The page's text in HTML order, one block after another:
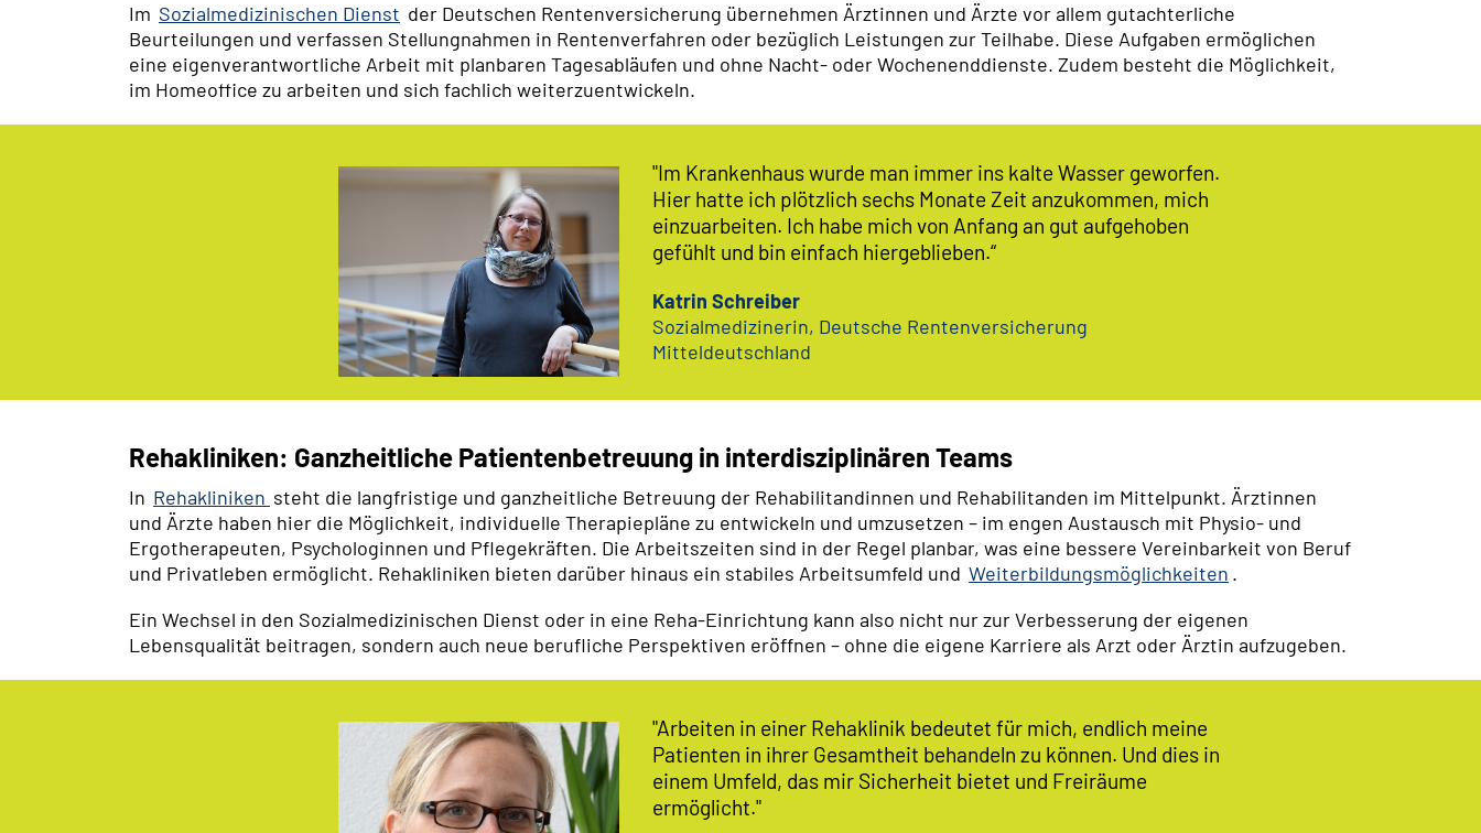
Im Sozialmedizinischen Dienst der Deutschen Rentenversicherung übernehmen Ärztinnen und Ärzte vor allem gutachterliche
Beurteilungen und verfassen Stellungnahmen in Rentenverfahren oder bezüglich Leistungen zur Teilhabe. Diese Aufgaben ermöglichen
eine eigenverantwortliche Arbeit mit planbaren Tagesabläufen und ohne Nacht- oder Wochenenddienste. Zudem besteht die Möglichkeit,
im Homeoffice zu arbeiten und sich fachlich weiterzuentwickeln.
"Im Krankenhaus wurde man immer ins kalte Wasser geworfen.
Hier hatte ich plötzlich sechs Monate Zeit anzukommen, mich
einzuarbeiten. Ich habe mich von Anfang an gut aufgehoben
gefühlt und bin einfach hiergeblieben.“
Katrin Schreiber
Sozialmedizinerin, Deutsche Rentenversicherung
Mitteldeutschland
Rehakliniken: Ganzheitliche Patientenbetreuung in interdisziplinären Teams
In Rehakliniken steht die langfristige und ganzheitliche Betreuung der Rehabilitandinnen und Rehabilitanden im Mittelpunkt. Ärztinnen
und Ärzte haben hier die Möglichkeit, individuelle Therapiepläne zu entwickeln und umzusetzen – im engen Austausch mit Physio- und
Ergotherapeuten, Psychologinnen und Pflegekräften. Die Arbeitszeiten sind in der Regel planbar, was eine bessere Vereinbarkeit von Beruf
und Privatleben ermöglicht. Rehakliniken bieten darüber hinaus ein stabiles Arbeitsumfeld und Weiterbildungsmöglichkeiten .
Ein Wechsel in den Sozialmedizinischen Dienst oder in eine Reha-Einrichtung kann also nicht nur zur Verbesserung der eigenen
Lebensqualität beitragen, sondern auch neue berufliche Perspektiven eröffnen – ohne die eigene Karriere als Arzt oder Ärztin aufzugeben.
"Arbeiten in einer Rehaklinik bedeutet für mich, endlich meine
Patienten in ihrer Gesamtheit behandeln zu können. Und dies in
einem Umfeld, das mir Sicherheit bietet und Freiräume
ermöglicht."